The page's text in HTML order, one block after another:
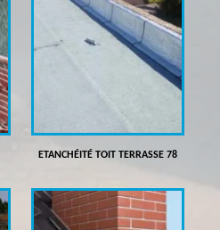
ETANCHÉITÉ TOIT TERRASSE 78